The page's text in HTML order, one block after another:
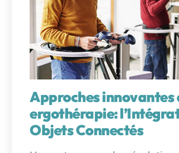
Approches innovantes
ergothérapie:
Objets Connectés